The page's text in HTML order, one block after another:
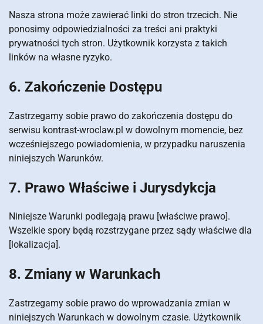
Nasza strona może zawierać linki do stron trzecich. Nie
ponosimy odpowiedzialności za treści ani praktyki
prywatności tych stron. Użytkownik korzysta z takich
linków na własne ryzyko.
6. Zakończenie Dostępu
Zastrzegamy sobie prawo do zakończenia dostępu do
serwisu kontrast-wroclaw.pl w dowolnym momencie, bez
wcześniejszego powiadomienia, w przypadku naruszenia
niniejszych Warunków.
7. Prawo Właściwe i Jurysdykcja
Niniejsze Warunki podlegają prawu [właściwe prawo].
Wszelkie spory będą rozstrzygane przez sądy właściwe dla
[lokalizacja].
8. Zmiany w Warunkach
Zastrzegamy sobie prawo do wprowadzania zmian w
niniejszych Warunkach w dowolnym czasie. Użytkownik